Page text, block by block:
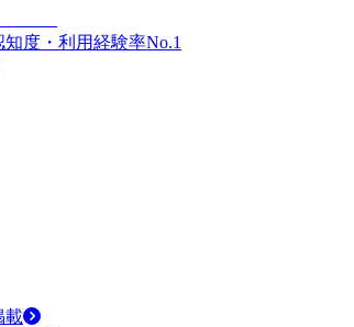
知度・利用経験率No.1
載